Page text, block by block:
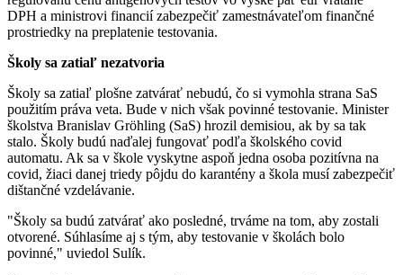
DPH a ministrovi financií zabezpečiť zamestnávateľom finančné
prostriedky na preplatenie testovania.
Školy sa zatiaľ nezatvoria
Školy sa zatiaľ plošne zatvárať nebudú, čo si vymohla strana SaS
použitím práva veta. Bude v nich však povinné testovanie. Minister
školstva Branislav Gröhling (SaS) hrozil demisiou, ak by sa tak
stalo. Školy budú naďalej fungovať podľa školského covid
automatu. Ak sa v škole vyskytne aspoň jedna osoba pozitívna na
covid, žiaci danej triedy pôjdu do karantény a škola musí zabezpečiť
dištančné vzdelávanie.
"Školy sa budú zatvárať ako posledné, trváme na tom, aby zostali
otvorené. Súhlasíme aj s tým, aby testovanie v školách bolo
povinné," uviedol Sulík.